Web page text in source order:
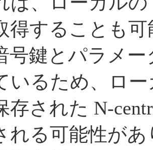
得することも
号鍵とパラメ
いるため、ロ
存された N-
れる可能性が